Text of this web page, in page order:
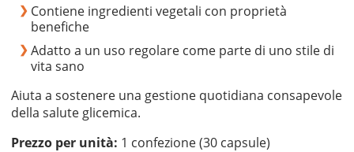
Contiene ingredienti vegetali con proprietà
benefiche
Adatto a un uso regolare come parte di uno stile di
vita sano
Aiuta a sostenere una gestione quotidiana consapevole
della salute glicemica.
Prezzo per unità: 1 confezione (30 capsule)